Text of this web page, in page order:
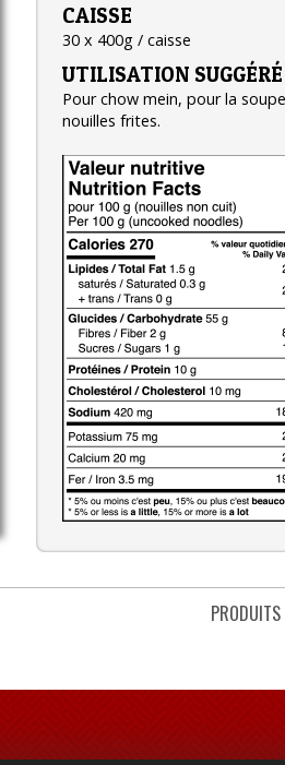
CAISSE
30 x 400g / caisse
UTILISATION SUGGÉRÉ
Pour chow mein, pour la
nouilles frites.
PRODUITS